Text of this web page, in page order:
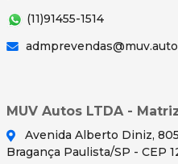
(11)91455-1514
MUV Autos LTDA -
Avenida Alberto Diniz,
Bragança Paulista/SP - CEP